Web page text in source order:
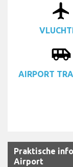
airplanemode_active
airport_shuttle
AIRPORT
Praktische
Airport